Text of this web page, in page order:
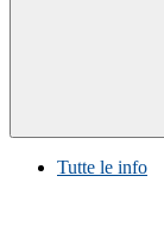
Tutte le info